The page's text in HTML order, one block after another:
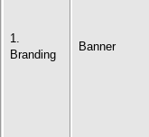
1.
Branding
Banner